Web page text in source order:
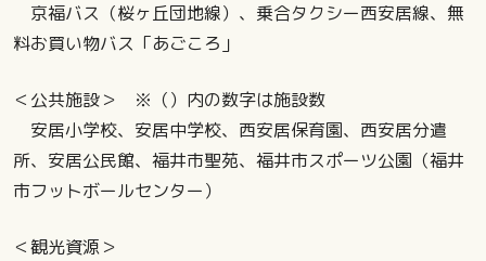
京福バス（桜ヶ丘団地線）、乗合タクシー西安居線、無
料お買い物バス「あごころ」
＜公共施設＞ ※（）内の数字は施設数
安居小学校、安居中学校、西安居保育園、西安居分遣
所、安居公民館、福井市聖苑、福井市スポーツ公園（福井
市フットボールセンター）
＜観光資源＞